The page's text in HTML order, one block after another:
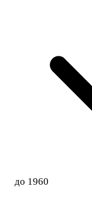
до 1960